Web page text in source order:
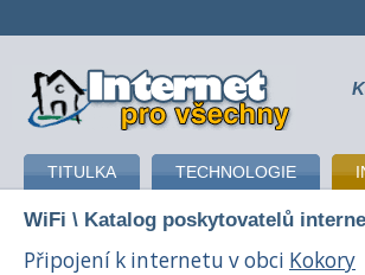
připojení k internetu
TITULKA TECHNOLOGIE
WiFi \ Katalog poskytovatelů
Připojení k internetu v obci Kokory